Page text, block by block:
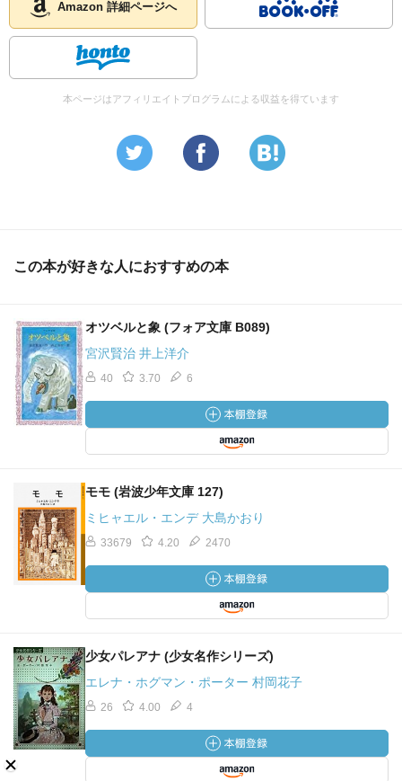
Amazon 詳細ページへ
本ページはアフィリエイトプログラムによる収益を得ています
この本が好きな人におすすめの本
オツベルと象 (フォア文庫 B089)
宮沢賢治 井上洋介
40 3.70 6
モモ (岩波少年文庫 127)
ミヒャエル・エンデ 大島かおり
33679 4.20 2470
少女パレアナ (少女名作シリーズ)
エレナ・ホグマン・ポーター 村岡花子
26 4.00 4